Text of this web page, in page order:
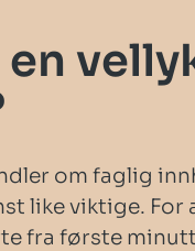
om faglig
like viktige. For
fra første